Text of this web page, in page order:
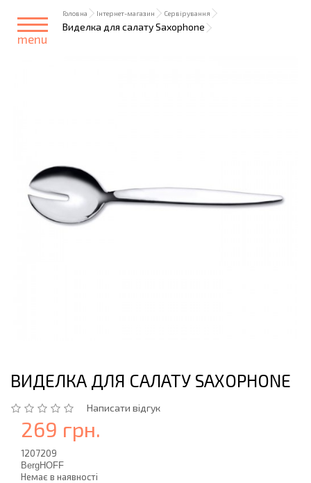
menu
Головна Інтернет-магазин Сервірування
Виделка для салату Saxophone
ВИДЕЛКА ДЛЯ САЛАТУ SAXOPHONE
Написати відгук
269 грн.
1207209
BergHOFF
Немає в наявності